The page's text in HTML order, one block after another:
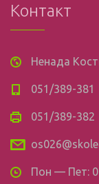
Контакт
Ненада
051/389-381
051/389-382
Пон — Пет: